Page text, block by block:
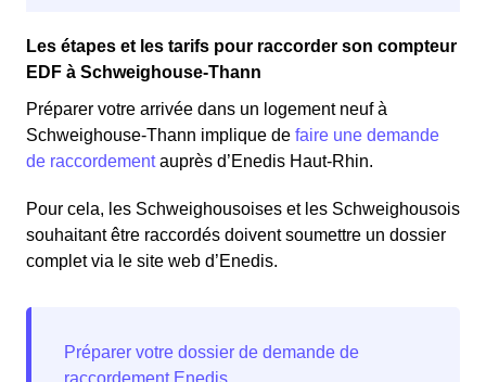
Les étapes et les tarifs pour raccorder son compteur
EDF à Schweighouse-Thann
Préparer votre arrivée dans un logement neuf à
Schweighouse-Thann implique de faire une demande
de raccordementauprès d’Enedis Haut-Rhin.
Pour cela, les Schweighousoises et les Schweighousois
souhaitant être raccordés doivent soumettre un dossier
complet via le site web d’Enedis.